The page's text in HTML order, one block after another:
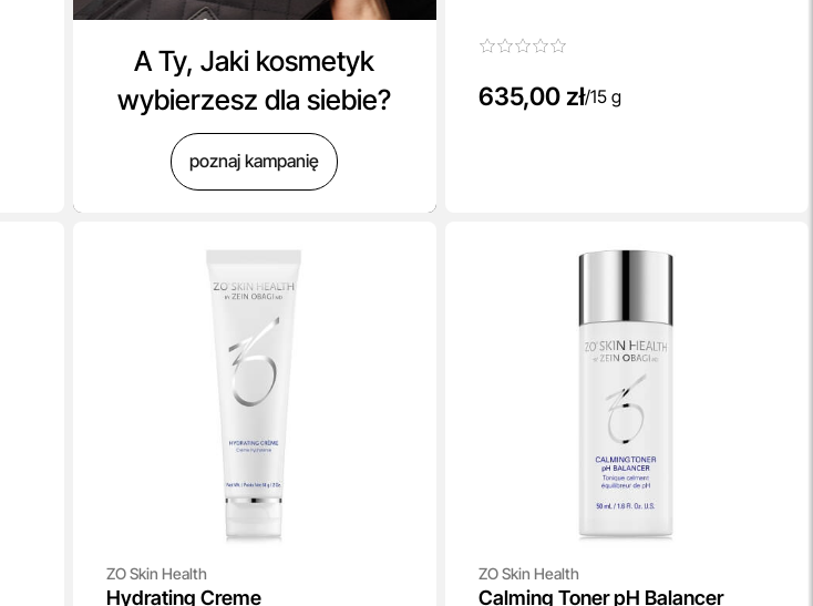
A Ty, Jaki kosmetyk
wybierzesz dla siebie?
poznaj kampanię
635,00 zł/15 g
ZO Skin Health
Hydrating Creme
ZO Skin Health
Calming Toner pH Balancer